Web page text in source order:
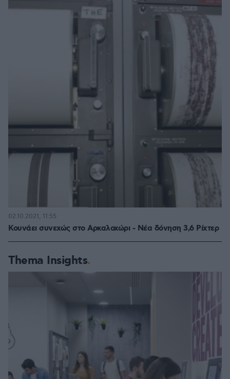
Κουνάει συνεχώς στο Αρκαλοχώρι - Νέα δόνηση 3,6 Ρίχτερ
02.10.2021, 11:55
Thema Insights